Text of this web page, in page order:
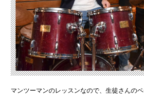
マンツーマンのレッスンなので、生徒さんの